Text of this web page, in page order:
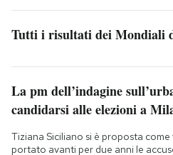
Tutti i risultati dei Mondiali
La pm dell’indagine
candidarsi alle elezioni a
Tiziana Siciliano si è proposta
portato avanti per due anni le